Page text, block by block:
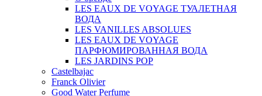
LES EAUX DE VOYAGE ТУАЛЕТНАЯ
ВОДА
LES VANILLES ABSOLUES
LES EAUX DE VOYAGE
ПАРФЮМИРОВАННАЯ ВОДА
LES JARDINS POP
Castelbajac
Franck Olivier
Good Water Perfume